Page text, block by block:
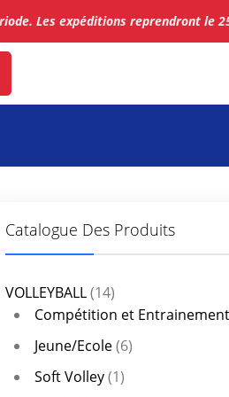
Les expéditions reprendront le
Catalogue Des Produits
VOLLEYBALL(14)
Compétition et Entrainement
Jeune/Ecole(6)
Soft Volley(1)